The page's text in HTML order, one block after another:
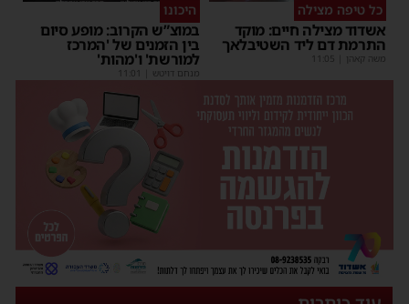
כל טיפה מצילה
אשדוד מצילה חיים: מוקד
התרמת דם ליד השטיבלאך
משה קאהן 11:05
היכונו
במוצ”ש הקרוב: מופע סיום
בין הזמנים של 'המרכז
למורשת' ו'מהות'
מנחם דויטש 11:01